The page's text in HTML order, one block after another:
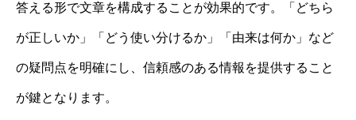
答える形で文章を構成することが効果的です。「どちら
が正しいか」「どう使い分けるか」「由来は何か」など
の疑問点を明確にし、信頼感のある情報を提供すること
が鍵となります。